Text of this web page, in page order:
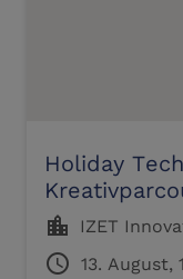
Holiday
location_city IZET
schedule